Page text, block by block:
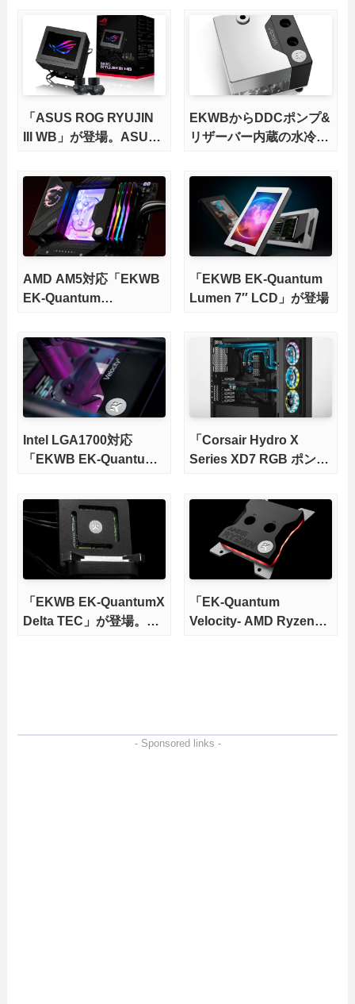
「ASUS ROG RYUJIN
III WB」が登場。ASUS
ーラー
EKWBからDDCポンプ&
リザーバー内蔵の水冷ブ
AMD AM5対応「EKWB
EK-Quantum
「EKWB EK-Quantum
Lumen 7″ LCD」が登場
Intel LGA1700対応
「EKWB EK-Quantum
「Corsair Hydro X
Series XD7 RGB ポン
が登場
「EKWB EK-QuantumX
Delta TEC」が登場。気
「EK-Quantum
Velocity- AMD Ryzen
- Sponsored links -